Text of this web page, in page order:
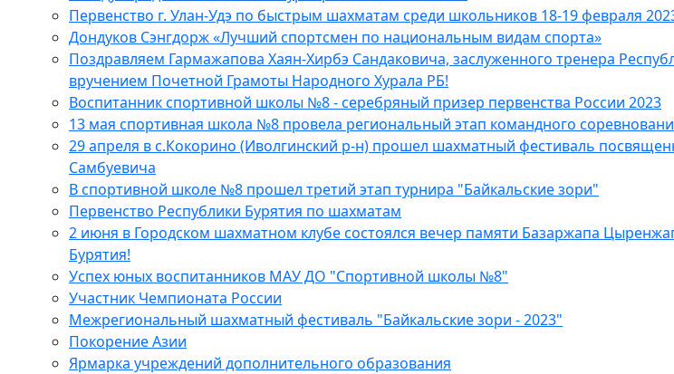
Первенство г. Улан-Удэ по быстрым шахматам среди школьников 18-19 февраля
Дондуков Сэнгдорж «Лучший спортсмен по национальным видам спорта»
Поздравляем Гармажапова Хаян-Хирбэ Сандаковича, заслуженного тренера
вручением Почетной Грамоты Народного Хурала РБ!
Воспитанник cпортивной школы №8 - серебряный призер первенства России 2023
13 мая спортивная школа №8 провела региональный этап командного
29 апреля в с.Кокорино (Иволгинский р-н) прошел шахматный фестиваль
Самбуевича
В спортивной школе №8 прошел третий этап турнира "Байкальские зори"
Первенство Республики Бурятия по шахматам
2 июня в Городском шахматном клубе состоялся вечер памяти Базаржапа
Бурятия!
Успех юных воспитанников МАУ ДО "Спортивной школы №8"
Участник Чемпионата России
Межрегиональный шахматный фестиваль "Байкальские зори - 2023"
Покорение Азии
Ярмарка учреждений дополнительного образования